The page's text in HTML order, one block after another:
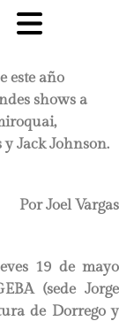
este año
shows a
y Jack Johnson.
Por Joel Vargas
19 de mayo
(sede Jorge
de Dorrego y